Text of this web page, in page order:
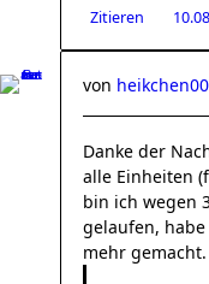
Zitieren
von
Danke der
alle Einheiten
bin ich wegen
gelaufen,
mehr gemacht.